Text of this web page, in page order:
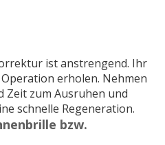
ist anstrengend. Ihr
erholen. Nehmen
Zeit zum Ausruhen und
schnelle Regeneration.
bzw.